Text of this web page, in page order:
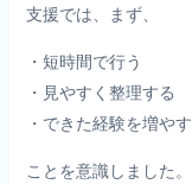
支援では、まず、
・短時間で行う
・見やすく整理する
・できた経験を増やす
ことを意識しました。